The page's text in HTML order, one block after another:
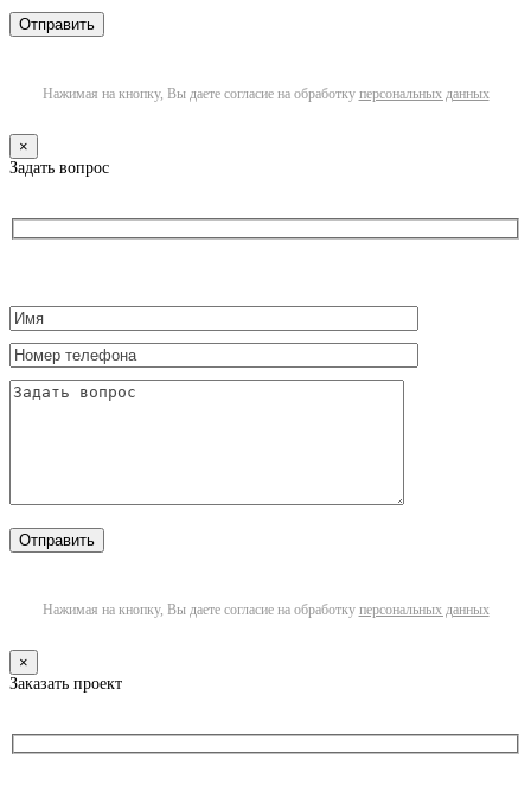
Нажимая на кнопку, Вы даете согласие на обработку персональных данных
×
Задать вопрос
Нажимая на кнопку, Вы даете согласие на обработку персональных данных
×
Заказать проект